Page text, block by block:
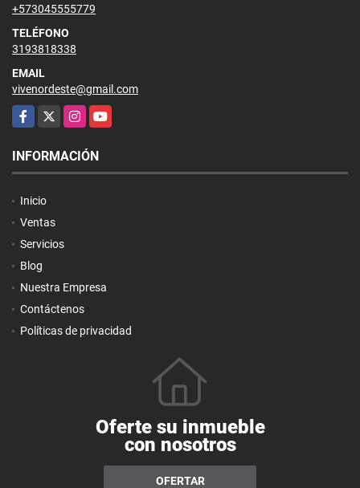
+573045555779
TELÉFONO
3193818338
EMAIL
vivenordeste@gmail.com
Facebook
X InstagramYouTube
INFORMACIÓN
Inicio
Ventas
Servicios
Blog
Nuestra Empresa
Contáctenos
Políticas de privacidad
Oferte su inmueble
con nosotros
OFERTAR